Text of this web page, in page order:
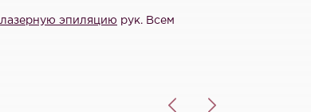
лазерную эпиляцию рук. Всем